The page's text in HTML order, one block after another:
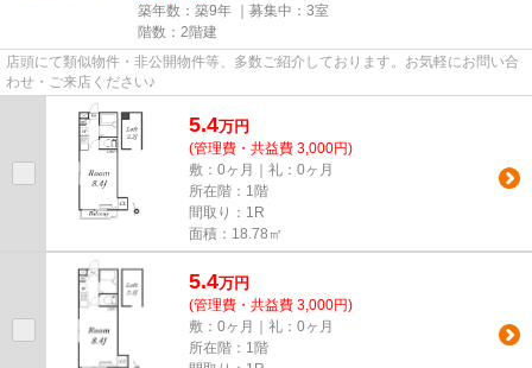
築年数：築9年 ｜募集中： 3室
階数：2階建
店頭にて類似物件・非公開物件等、多数ご紹介しております。お気軽にお問い合
わせ・ご来店ください♪
5.4万円
(管理費・共益費 3,000円)
敷：0ヶ月｜礼：0ヶ月
所在階：1階
間取り：1R
面積：18.78㎡
5.4万円
(管理費・共益費 3,000円)
敷：0ヶ月｜礼：0ヶ月
所在階：1階